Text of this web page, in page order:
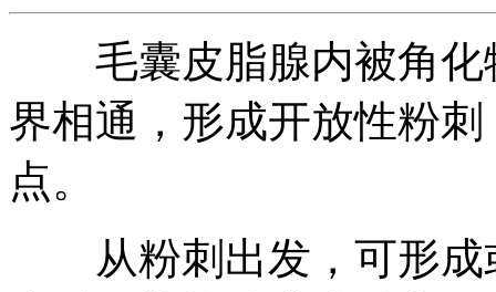
毛囊皮脂腺内被角化
界相通，形成开放性粉
点。
从粉刺出发，可形成